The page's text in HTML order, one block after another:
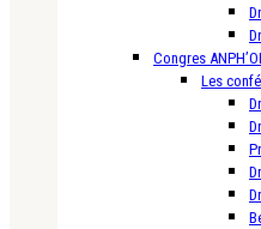
Congres
Les